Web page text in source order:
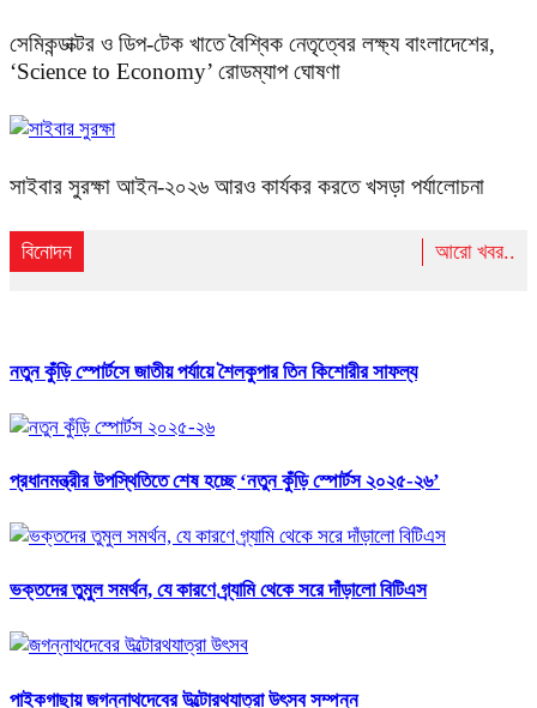
সেমিকন্ডাক্টর ও ডিপ-টেক খাতে বৈশ্বিক নেতৃত্বের লক্ষ্য বাংলাদেশের,
‘Science to Economy’ রোডম্যাপ ঘোষণা
সাইবার সুরক্ষা আইন-২০২৬ আরও কার্যকর করতে খসড়া পর্যালোচনা
বিনোদন আরো খবর..
নতুন কুঁড়ি স্পোর্টসে জাতীয় পর্যায়ে শৈলকুপার তিন কিশোরীর সাফল্য
প্রধানমন্ত্রীর উপস্থিতিতে শেষ হচ্ছে ‘নতুন কুঁড়ি স্পোর্টস ২০২৫-২৬’
ভক্তদের তুমুল সমর্থন, যে কারণে গ্র্যামি থেকে সরে দাঁড়ালো বিটিএস
পাইকগাছায় জগন্নাথদেবের উল্টোরথযাত্রা উৎসব সম্পন্ন